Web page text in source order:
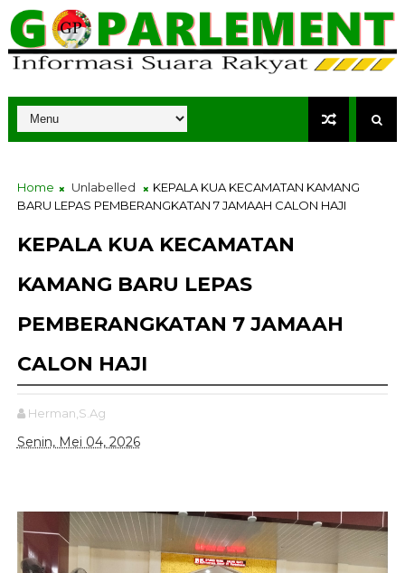
Home Unlabelled
KEPALA KUA KECAMATAN KAMANG
BARU LEPAS PEMBERANGKATAN 7 JAMAAH CALON HAJI
KEPALA KUA KECAMATAN
KAMANG BARU LEPAS
PEMBERANGKATAN 7 JAMAAH
CALON HAJI
Herman,S.Ag
Senin, Mei 04, 2026